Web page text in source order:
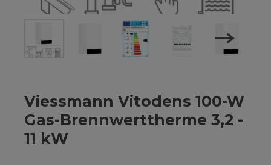
Viessmann Vitodens 100-W
Gas-Brennwerttherme 3,2 -
11 kW